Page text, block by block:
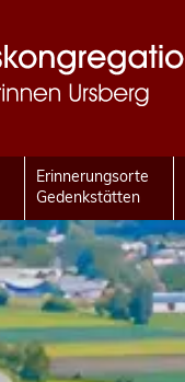
Erinnerungsorte
Gedenkstätten